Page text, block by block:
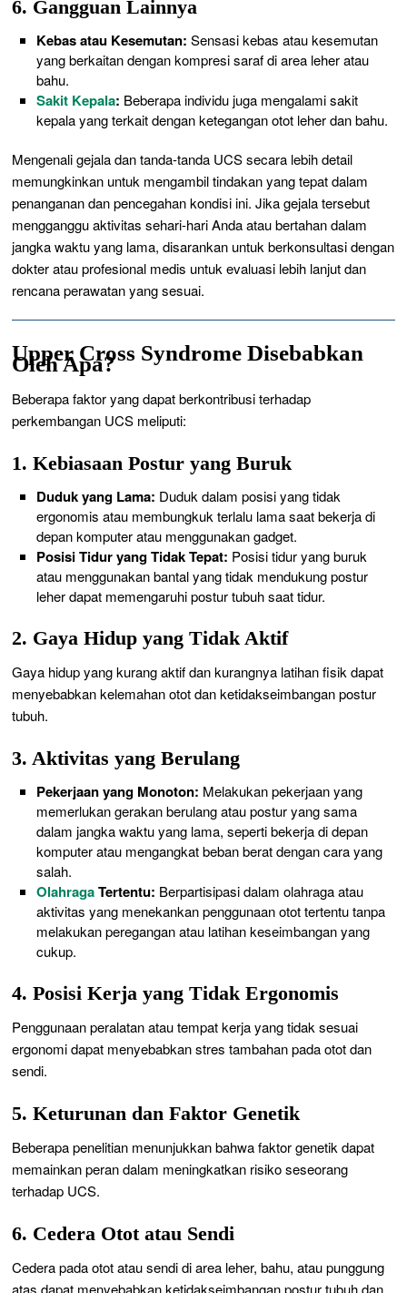
6. Gangguan Lainnya
Kebas atau Kesemutan: Sensasi kebas atau kesemutan
yang berkaitan dengan kompresi saraf di area leher atau
bahu.
Sakit Kepala: Beberapa individu juga mengalami sakit
kepala yang terkait dengan ketegangan otot leher dan bahu.
Mengenali gejala dan tanda-tanda UCS secara lebih detail
memungkinkan untuk mengambil tindakan yang tepat dalam
penanganan dan pencegahan kondisi ini. Jika gejala tersebut
mengganggu aktivitas sehari-hari Anda atau bertahan dalam
jangka waktu yang lama, disarankan untuk berkonsultasi dengan
dokter atau profesional medis untuk evaluasi lebih lanjut dan
rencana perawatan yang sesuai.
Upper Cross Syndrome Disebabkan
Oleh Apa?
Beberapa faktor yang dapat berkontribusi terhadap
perkembangan UCS meliputi:
1. Kebiasaan Postur yang Buruk
Duduk yang Lama: Duduk dalam posisi yang tidak
ergonomis atau membungkuk terlalu lama saat bekerja di
depan komputer atau menggunakan gadget.
Posisi Tidur yang Tidak Tepat: Posisi tidur yang buruk
atau menggunakan bantal yang tidak mendukung postur
leher dapat memengaruhi postur tubuh saat tidur.
2. Gaya Hidup yang Tidak Aktif
Gaya hidup yang kurang aktif dan kurangnya latihan fisik dapat
menyebabkan kelemahan otot dan ketidakseimbangan postur
tubuh.
3. Aktivitas yang Berulang
Pekerjaan yang Monoton: Melakukan pekerjaan yang
memerlukan gerakan berulang atau postur yang sama
dalam jangka waktu yang lama, seperti bekerja di depan
komputer atau mengangkat beban berat dengan cara yang
salah.
OlahragaTertentu: Berpartisipasi dalam olahraga atau
aktivitas yang menekankan penggunaan otot tertentu tanpa
melakukan peregangan atau latihan keseimbangan yang
cukup.
4. Posisi Kerja yang Tidak Ergonomis
Penggunaan peralatan atau tempat kerja yang tidak sesuai
ergonomi dapat menyebabkan stres tambahan pada otot dan
sendi.
5. Keturunan dan Faktor Genetik
Beberapa penelitian menunjukkan bahwa faktor genetik dapat
memainkan peran dalam meningkatkan risiko seseorang
terhadap UCS.
6. Cedera Otot atau Sendi
Cedera pada otot atau sendi di area leher, bahu, atau punggung